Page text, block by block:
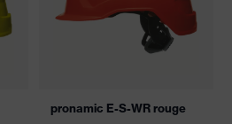
pronamic E-S-WR rouge